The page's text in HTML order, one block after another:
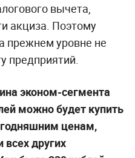
вычета,
акциза. Поэтому
прежнем уровне не
предприятий.
эконом-сегмента
можно будет купить
ценам,
других